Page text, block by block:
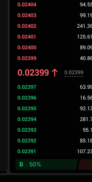
0.02404
0.02403
0.02402
0.02401
0.02400
0.02399
0.02399
0.02399
0.02397
0.02396
0.02395
0.02394
0.02393
0.02392
0.02391
B
50%